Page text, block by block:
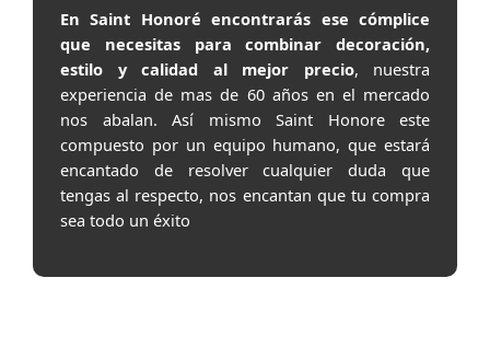
En Saint Honoré encontrarás ese cómplice
que necesitas para combinar decoración,
estilo y calidad al mejor precio, nuestra
experiencia de mas de 60 años en el mercado
nos abalan. Así mismo Saint Honore este
compuesto por un equipo humano, que estará
encantado de resolver cualquier duda que
tengas al respecto, nos encantan que tu compra
sea todo un éxito